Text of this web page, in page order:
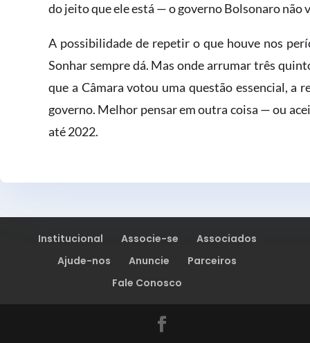
do jeito que ele está — o governo Bolsonaro não
A possibilidade de repetir o que houve nos
Sonhar sempre dá. Mas onde arrumar três
que a Câmara votou uma questão essencial, a
governo. Melhor pensar em outra coisa — ou
até 2022.
Institucional Associe-se
Associados
Ajude-nos
Anuncie
Parceiros
Fale Conosco